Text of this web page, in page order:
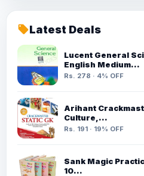
local_offerLatest Deals
Lucent General
English Medium…
Rs. 278 · 4% OFF
Arihant
Culture,…
Rs. 191 · 19% OFF
Sank Magic
10…